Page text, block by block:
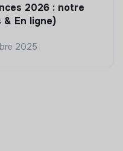
2026 : notre
En ligne)
2025